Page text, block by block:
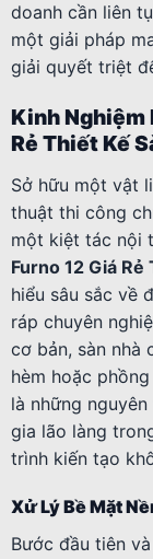
doanh cần liên
một giải pháp
giải quyết triệt
Kinh Nghiệm
Rẻ Thiết Kế
Sở hữu một vật
thuật thi công
một kiệt tác nội
Furno 12 Giá Rẻ
hiểu sâu sắc về
ráp chuyên
cơ bản, sàn nhà
hèm hoặc
là những
gia lão làng
trình kiến tạo
Xử Lý Bề Mặt
Bước đầu tiên